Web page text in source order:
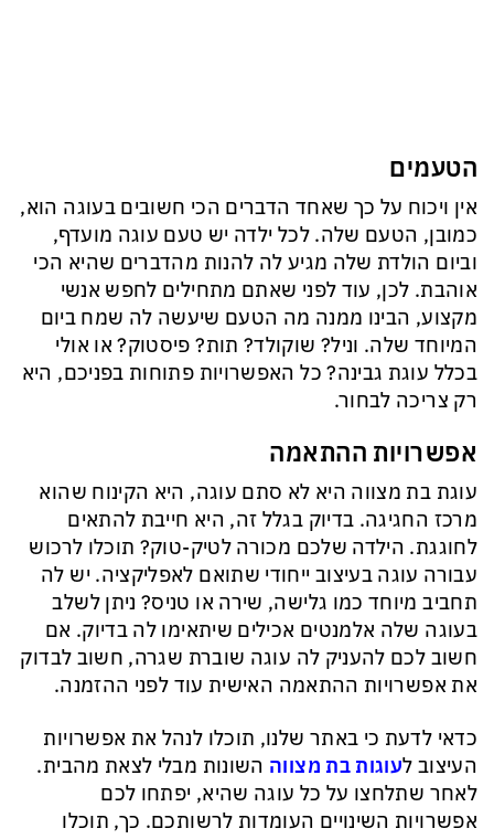
הטעמים
אין ויכוח על כך שאחד הדברים הכי חשובים בעוגה הוא,
כמובן, הטעם שלה. לכל ילדה יש טעם עוגה מועדף,
וביום הולדת שלה מגיע לה להנות מהדברים שהיא הכי
אוהבת. לכן, עוד לפני שאתם מתחילים לחפש אנשי
מקצוע, הבינו ממנה מה הטעם שיעשה לה שמח ביום
המיוחד שלה. וניל? שוקולד? תות? פיסטוק? או אולי
בכלל עוגת גבינה? כל האפשרויות פתוחות בפניכם, היא
רק צריכה לבחור.
אפשרויות ההתאמה
עוגת בת מצווה היא לא סתם עוגה, היא הקינוח שהוא
מרכז החגיגה. בדיוק בגלל זה, היא חייבת להתאים
לחוגגת. הילדה שלכם מכורה לטיק-טוק? תוכלו לרכוש
עבורה עוגה בעיצוב ייחודי שתואם לאפליקציה. יש לה
תחביב מיוחד כמו גלישה, שירה או טניס? ניתן לשלב
בעוגה שלה אלמנטים אכילים שיתאימו לה בדיוק. אם
חשוב לכם להעניק לה עוגה שוברת שגרה, חשוב לבדוק
את אפשרויות ההתאמה האישית עוד לפני ההזמנה.
כדאי לדעת כי באתר שלנו, תוכלו לנהל את אפשרויות
העיצוב לעוגות בת מצווה השונות מבלי לצאת מהבית.
לאחר שתלחצו על כל עוגה שהיא, יפתחו לכם
אפשרויות השינויים העומדות לרשותכם. כך, תוכלו